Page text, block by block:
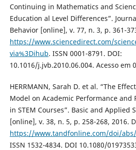
Continuing in Mathematics and
Education al Level Differences”.
Behavior [online], v. 77, n. 3, p. 361-
https://www.sciencedirect.com/
via%3Dihub. ISSN 0001-8791. DOI:
10.1016/j.jvb.2010.06.004. Acesso em
HERRMANN, Sarah D. et al. “The
Model on Academic Performance and
in STEM Courses”. Basic and Applied
[online], v. 38, n. 5, p. 258-268, 2016.
https://www.tandfonline.com/doi/abs/
ISSN 1532-4834. DOI 10.1080/